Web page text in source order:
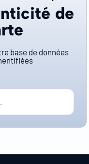
de
base de données